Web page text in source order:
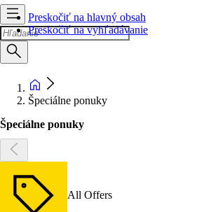
Preskočiť na hlavný obsah
Preskočiť na vyhľadávanie
Špeciálne ponuky
Špeciálne ponuky
All Offers